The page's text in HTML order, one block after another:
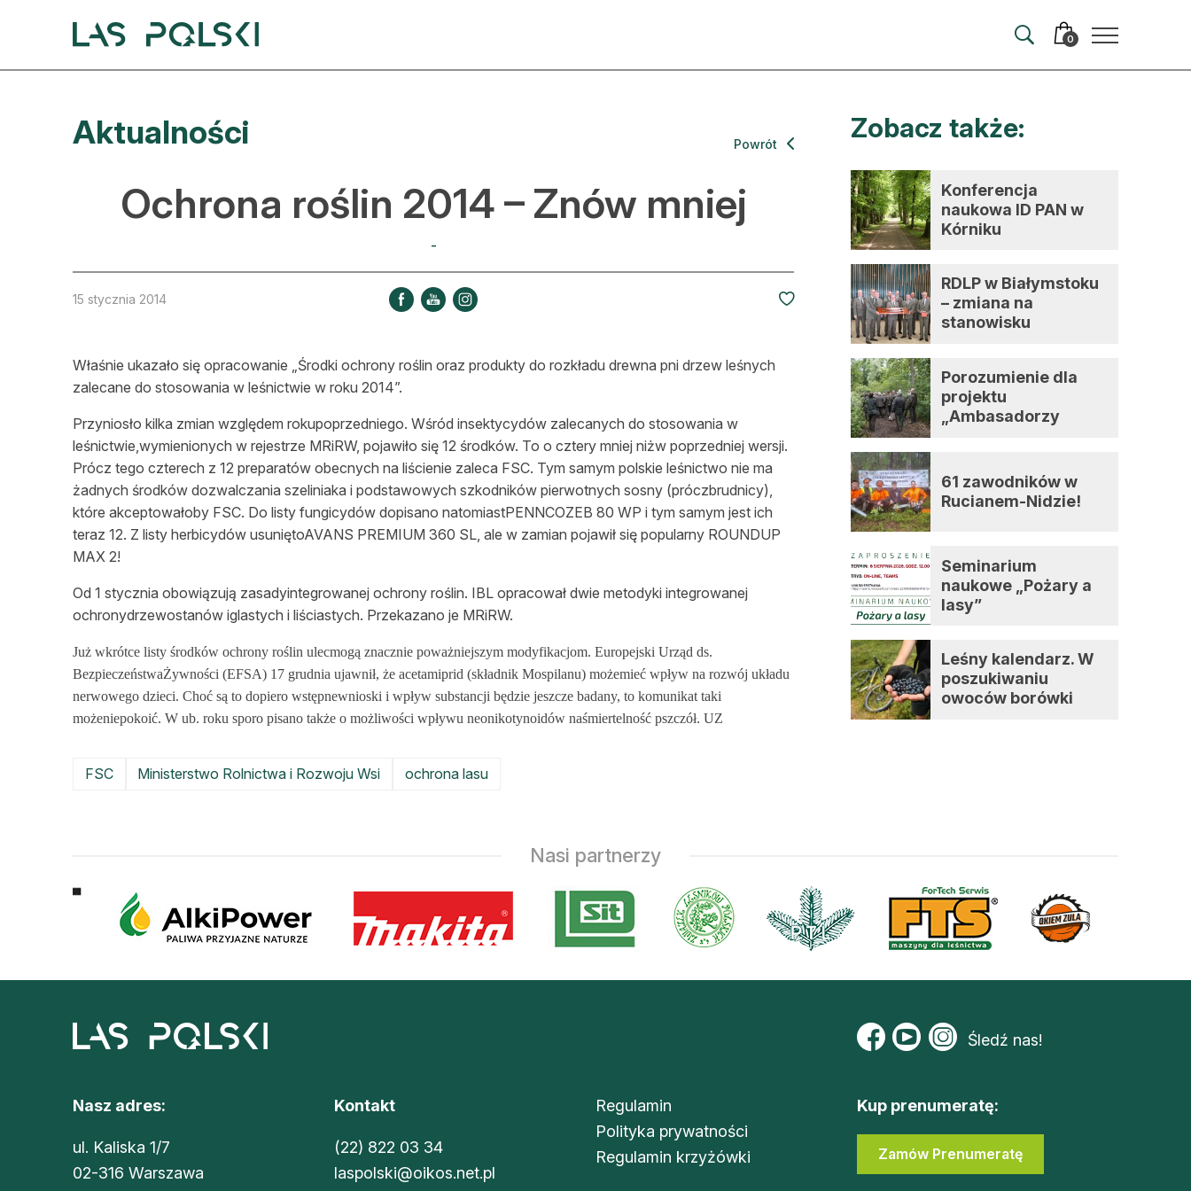
0
Auto do lasu
Leśnik na zakupach
Edukacja
Lasy prywatne
Prenumerata
Zostań autorem
Kontakt
Aktualności Powrót
Ochrona roślin 2014 – Znów mniej
-
15 stycznia 2014
Właśnie ukazało się opracowanie „Środki ochrony roślin oraz produkty do rozkładu drewna pni drzew leśnych
zalecane do stosowania w leśnictwie w roku 2014”.
Przyniosło kilka zmian względem rokupoprzedniego. Wśród insektycydów zalecanych do stosowania w
leśnictwie,wymienionych w rejestrze MRiRW, pojawiło się 12 środków. To o cztery mniej niżw poprzedniej wersji.
Prócz tego czterech z 12 preparatów obecnych na liścienie zaleca FSC. Tym samym polskie leśnictwo nie ma
żadnych środków dozwalczania szeliniaka i podstawowych szkodników pierwotnych sosny (próczbrudnicy),
które akceptowałoby FSC. Do listy fungicydów dopisano natomiastPENNCOZEB 80 WP i tym samym jest ich
teraz 12. Z listy herbicydów usuniętoAVANS PREMIUM 360 SL, ale w zamian pojawił się popularny ROUNDUP
MAX 2!
Od 1 stycznia obowiązują zasadyintegrowanej ochrony roślin. IBL opracował dwie metodyki integrowanej
ochronydrzewostanów iglastych i liściastych. Przekazano je MRiRW.
Już wkrótce listy środków ochrony roślin ulecmogą znacznie poważniejszym modyfikacjom. Europejski Urząd ds.
BezpieczeństwaŻywności (EFSA) 17 grudnia ujawnił, że acetamiprid (składnik Mospilanu) możemieć wpływ na rozwój układu
nerwowego dzieci. Choć są to dopiero wstępnewnioski i wpływ substancji będzie jeszcze badany, to komunikat taki
możeniepokoić. W ub. roku sporo pisano także o możliwości wpływu neonikotynoidów naśmiertelność pszczół. UZ
FSC Ministerstwo Rolnictwa i Rozwoju Wsi ochrona lasu
Zobacz także:
Konferencja
naukowa ID PAN w
Kórniku
RDLP w Białymstoku
– zmiana na
stanowisku
Porozumienie dla
projektu
„Ambasadorzy
61 zawodników w
Rucianem-Nidzie!
Seminarium
naukowe „Pożary a
lasy”
Leśny kalendarz. W
poszukiwaniu
owoców borówki
Nasi partnerzy
Śledź nas!
Nasz adres:
ul. Kaliska 1/7
02-316 Warszawa
Kontakt
(22) 822 03 34
laspolski@oikos.net.pl
Regulamin
Polityka prywatności
Regulamin krzyżówki
Kup prenumeratę:
Zamów Prenumeratę